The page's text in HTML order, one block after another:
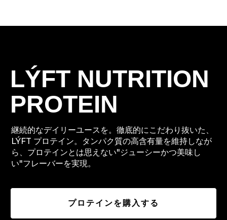
LÝFT NUTRITION
PROTEIN
継続的なデイリーユースを。徹底的にこだわり抜いた、
LÝFT プロテイン。タンパク質の高含有量を維持しなが
ら、プロテインとは思えない"ジューシーかつ美味し
い"フレーバーを実現。
プロテインを購入する